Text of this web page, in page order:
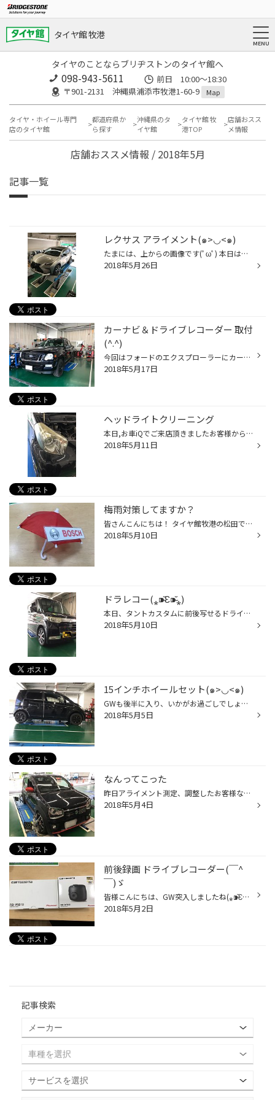
タイヤ館 牧港
タイヤのことならブリヂストンのタイヤ館へ
098-943-5611
前日 10:00〜18:30
〒901-2131 沖縄県浦添市牧港1-60-9
Map
タイヤ・ホイール専門
店のタイヤ館
都道府県か
ら探す
沖縄県のタ
イヤ館
タイヤ館 牧
港TOP
店舗おスス
メ情報
店舗おススメ情報 / 2018年5月
記事一覧
レクサス アライメント(๑>◡<๑)
たまには、上からの画像です(ﾟωﾟ) 本日は、レクサスのNX300H アライメント測定からスタートです。 調整後試乗して、完了です。(๑>◡<๑)
2018年5月26日
カーナビ＆ドライブレコーダー 取付
(^.^)
今回はフォードのエクスプローラーにカーナビと前後をうつせるバックカメラを取り付けいたしました。 180ミリの通常ナビから、200ミリワイドのタイプを加工して取付です^ ^ 結構濃いフィルムが貼られていましたが、綺麗に後ろもうつりました.°(ಗдಗ。)°.
2018年5月17日
ヘッドライトクリーニング
本日,お車iQでご来店頂きましたお客様から、ヘッドライトクリーニングの依頼を頂きました。だいぶ、くすみが有り夜の運転に支障があるので早速施工( ͡° ͜ʖ ͡°) 施工前↑ 施工後↑ 写真ではあまり違いが分かりずらいですが、だいぶ綺麗になりました！これで夜の運転も安心していただけると思います。
2018年5月11日
梅雨対策してますか？
皆さんこんにちは！ タイヤ館牧港の松田です。 GＷも終わり、普段通りの生活にもだんだんと慣れてきた今日この頃ですね♪ そんな沖縄にも、もうすぐ梅雨がやってきますね！ そうです。たくさん雨が降るはずです！ 雨の日にお車で移動の際に欠かせないのが、ワイパーですよね‼︎ タイヤ館では、タイヤ...
2018年5月10日
ドラレコー(⁎⁍̴̆Ɛ⁍̴̆⁎)
本日、タントカスタムに前後写せるドライブレコーダーを取付しました。 キャンソニック 2つカメラ付いていますので、カメラを後ろに向けて、前後うつせます(⁎⁍̴̆Ɛ⁍̴̆⁎) 前の画像 後ろの映像 前後同時 電源はシガーソケットを使わず、裏から取っていますので、見栄えも綺麗です( ͡° ͜ʖ ͡°) 配線綺麗...
2018年5月10日
15インチホイールセット(๑>◡<๑)
GWも後半に入り、いかがお過ごしでしょうか？(ﾟωﾟ) タイヤ館牧港は本日も元気に営業しておりますｖ（＾＿＾ｖ）♪ 本日はムーヴへ、2インチアップのホイールセット取付です( ͡° ͜ʖ ͡°) 取付前 取付後 全然違いますね！ スポーティでかなりかっこよくなりました。 ホイールメーカー PIAA クロスマス...
2018年5月5日
なんってこった
昨日アライメント測定、調整したお客様なのですが・・・ タイヤ交換して、三カ月ほどでフロントタイヤのスリップサインが出てヤンバルからの帰宅途中何回も空回りや滑ったりしたとのことでした。 怖くてタイヤ交換とアライメント測定、調整してとお客様もヒヤヒヤしてました。 タイヤ交換は在庫がな...
2018年5月4日
前後録画 ドライブレコーダー(￣^
￣)ゞ
皆様こんにちは、GW突入しましたね(⁎⁍̴̆Ɛ⁍̴̆⁎) タイヤ館牧港は5日以外は空いていますよ〜( ´ ▽ ` ) 本日、前後録画できるドライブレコーダーを取付しました。 カロッツェリアから発売しました、NVーDVR30！ こちらは、バックカメラの映像を録画してくれます。 隣に写っているRDーVRD10は映像分配器...
2018年5月2日
記事検索